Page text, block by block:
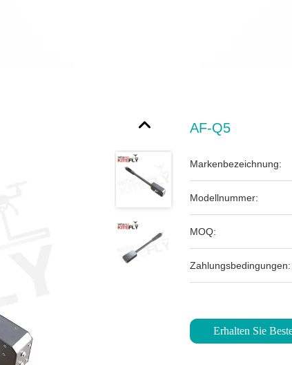
AF-Q5
Markenbezeichnung:
Modellnummer:
MOQ:
Zahlungsbedingungen:
Erhalten Sie